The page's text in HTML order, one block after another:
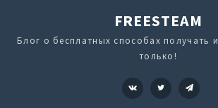
FREESTEAM
Блог о бесплатных способах получать
только!
VK Twitter